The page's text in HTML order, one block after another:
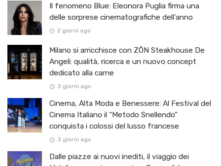
Il fenomeno Blue: Eleonora Puglia firma una
delle sorprese cinematografiche dell’anno
2 giorni ago
Milano si arricchisce con ZŌN Steakhouse De
Angeli: qualità, ricerca e un nuovo concept
dedicato alla carne
3 giorni ago
Cinema, Alta Moda e Benessere: Al Festival del
Cinema Italiano il “Metodo Snellendo”
conquista i colossi del lusso francese
3 giorni ago
Dalle piazze ai nuovi inediti, il viaggio dei